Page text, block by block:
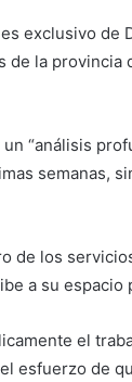
exclusivo de
la provincia
“análisis
semanas,
los
a su espacio
el
esfuerzo de